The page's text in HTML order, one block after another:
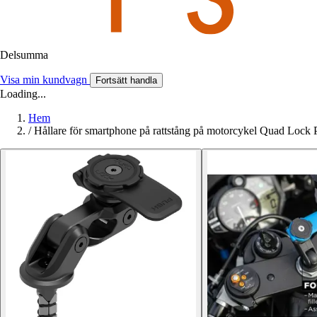
Delsumma
Visa min kundvagn Fortsätt handla
Loading...
Hem
/ Hållare för smartphone på rattstång på motorcykel Quad Lock